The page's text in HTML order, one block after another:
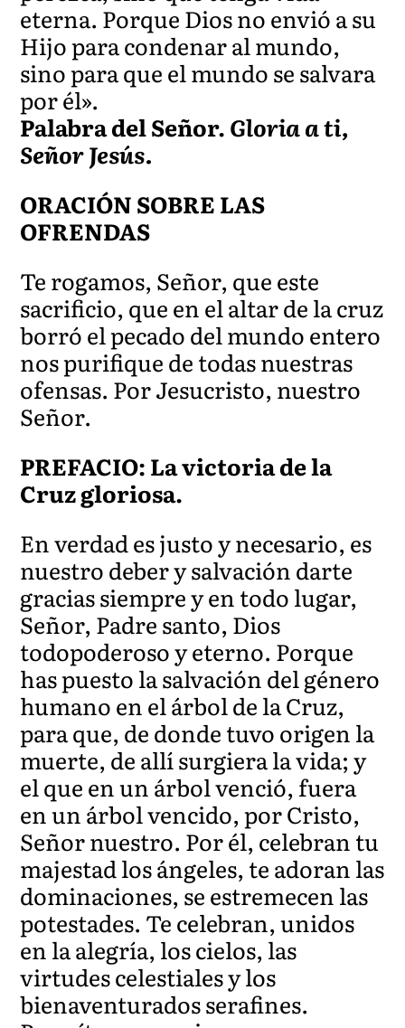
eterna. Porque Dios no envió a su
Hijo para condenar al mundo,
sino para que el mundo se salvara
por él».
Palabra del Señor.Gloria a ti,
Señor Jesús.
ORACIÓN SOBRE LAS
OFRENDAS
Te rogamos, Señor, que este
sacrificio, que en el altar de la cruz
borró el pecado del mundo entero
nos purifique de todas nuestras
ofensas. Por Jesucristo, nuestro
Señor.
PREFACIO: La victoria de la
Cruz gloriosa.
En verdad es justo y necesario, es
nuestro deber y salvación darte
gracias siempre y en todo lugar,
Señor, Padre santo, Dios
todopoderoso y eterno. Porque
has puesto la salvación del género
humano en el árbol de la Cruz,
para que, de donde tuvo origen la
muerte, de allí surgiera la vida; y
el que en un árbol venció, fuera
en un árbol vencido, por Cristo,
Señor nuestro. Por él, celebran tu
majestad los ángeles, te adoran las
dominaciones, se estremecen las
potestades. Te celebran, unidos
en la alegría, los cielos, las
virtudes celestiales y los
bienaventurados serafines.